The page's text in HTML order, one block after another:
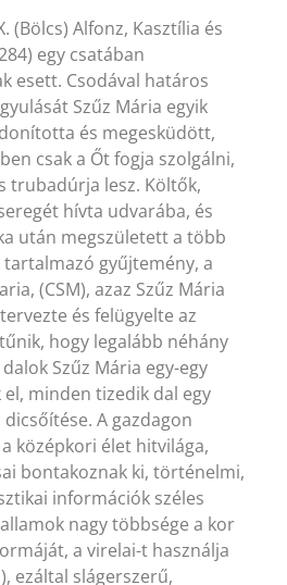
(Bölcs) Alfonz, Kasztília és
egy csatában
esett. Csodával határos
Szűz Mária egyik
és megesküdött,
csak a Őt fogja szolgálni,
trubadúrja lesz. Költők,
hívta udvarába, és
után megszületett a több
gyűjtemény, a
(CSM), azaz Szűz Mária
és felügyelte az
hogy legalább néhány
Szűz Mária egy-egy
minden tizedik dal egy
A gazdagon
középkori élet hitvilága,
bontakoznak ki, történelmi,
információk széles
nagy többsége a kor
a virelai-t használja
ezáltal slágerszerű,